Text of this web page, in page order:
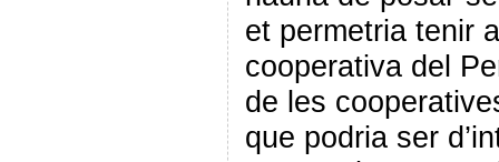
et permetria tenir
cooperativa del
de les
que podria ser